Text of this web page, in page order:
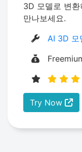
3D 모델로 변
만나보세요.
AI 3D 모
Try Now